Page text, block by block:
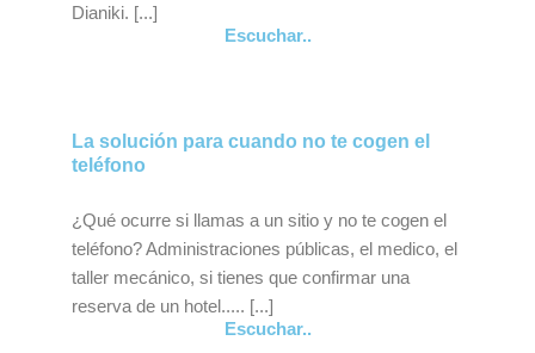
Dianiki. [...]
Escuchar..
La solución para cuando no te cogen el
teléfono
¿Qué ocurre si llamas a un sitio y no te cogen el
teléfono? Administraciones públicas, el medico, el
taller mecánico, si tienes que confirmar una
reserva de un hotel..... [...]
Escuchar..